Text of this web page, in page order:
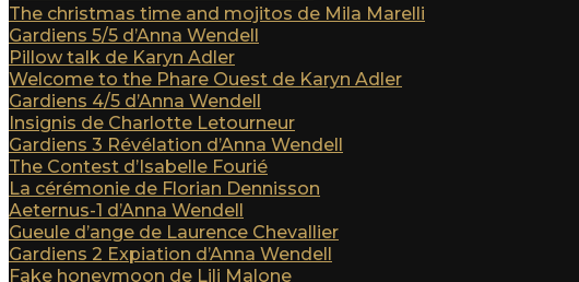
The christmas time and mojitos de Mila Marelli
Gardiens 5/5 d’Anna Wendell
Pillow talk de Karyn Adler
Welcome to the Phare Ouest de Karyn Adler
Gardiens 4/5 d’Anna Wendell
Insignis de Charlotte Letourneur
Gardiens 3 Révélation d’Anna Wendell
The Contest d’Isabelle Fourié
La cérémonie de Florian Dennisson
Aeternus-1 d’Anna Wendell
Gueule d’ange de Laurence Chevallier
Gardiens 2 Expiation d’Anna Wendell
Fake honeymoon de Lili Malone